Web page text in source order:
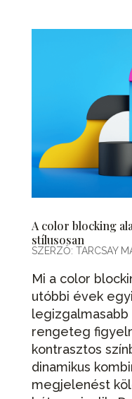
A color blocking
stílusosan
SZERZŐ: TARCSAY
Mi a color
utóbbi évek
legizgalmasabb
rengeteg
kontrasztos
dinamikus
megjelenést